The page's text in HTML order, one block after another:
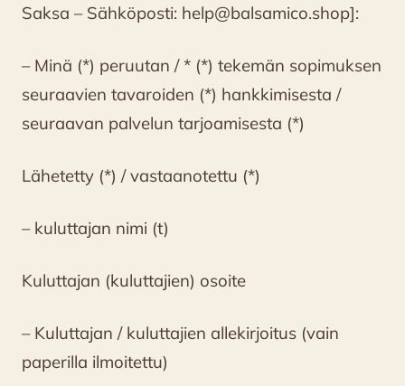
Saksa – Sähköposti: help@balsamico.shop]:
– Minä (*) peruutan / * (*) tekemän sopimuksen
seuraavien tavaroiden (*) hankkimisesta /
seuraavan palvelun tarjoamisesta (*)
Lähetetty (*) / vastaanotettu (*)
– kuluttajan nimi (t)
Kuluttajan (kuluttajien) osoite
– Kuluttajan / kuluttajien allekirjoitus (vain
paperilla ilmoitettu)